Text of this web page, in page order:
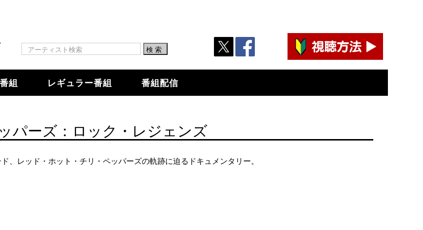
組 レギュラー番組 番組配信
パーズ：ロック・レジェンズ
、レッド・ホット・チリ・ペッパーズの軌跡に迫るドキュメンタリー。